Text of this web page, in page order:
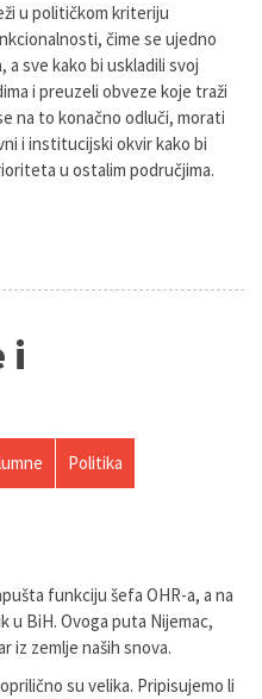
u političkom kriteriju
čime se ujedno
a sve kako bi uskladili svoj
i preuzeli obveze koje traži
na to konačno odluči, morati
i institucijski okvir kako bi
u ostalim područjima.
i
Politika
funkciju šefa OHR-a, a na
u BiH. Ovoga puta Nijemac,
iz zemlje naših snova.
su velika. Pripisujemo li